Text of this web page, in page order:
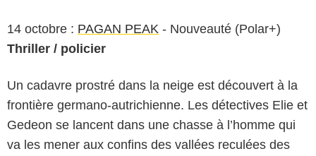
14 octobre : PAGAN PEAK - Nouveauté (Polar+)
Thriller / policier
Un cadavre prostré dans la neige est découvert à la
frontière germano-autrichienne. Les détectives Elie et
Gedeon se lancent dans une chasse à l’homme qui
va les mener aux confins des vallées reculées des